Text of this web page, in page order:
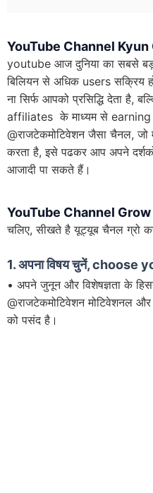
YouTube Channel
youtube आज दुनिया का सबसे बड़ा
बिलियन से अधिक users सक्रिय
ना सिर्फ आपको प्रसिद्धि देता है,
affiliates के माध्यम से earning
@राजटेकमोटिवेशन जैसा चैनल,
करता है, इसे पढकर आप अपने
आजादी पा सकते हैं।
YouTube Channel Grow
चलिए, सीखते है यूट्यूब चैनल ग्रो
1.अपना विषय चुनें, choose
• अपने जुनून और विशेषज्ञता के
@राजटेकमोटिवेशन मोटिवेशनल और
को पसंद है।